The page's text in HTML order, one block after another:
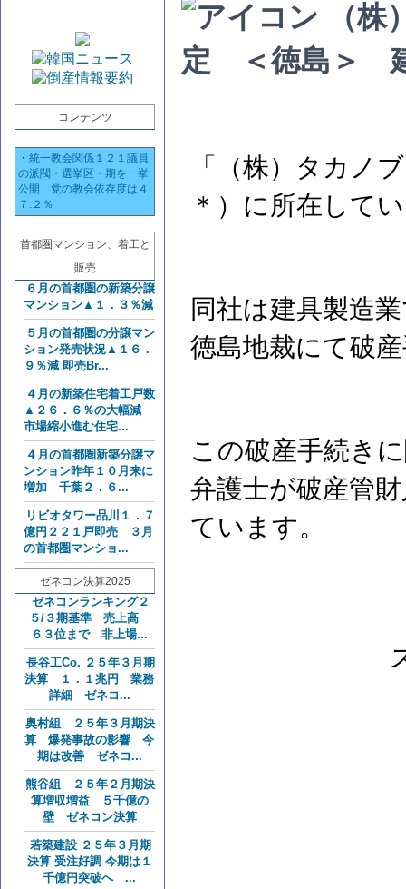
コンテンツ
・ 統一教会関係１２１議員
の派閥・選挙区・期を一挙
公開 党の教会依存度は４
７.２％
首都圏マンション、着工と
販売
６月の首都圏の新築分譲
マンション▲１．３％減
５月の首都圏の分譲マン
ション発売状況▲１６．
９％減 即売Br...
４月の新築住宅着工戸数
▲２６．６％の大幅減
市場縮小進む住宅...
４月の首都圏新築分譲マ
ンション昨年１０月来に
増加 千葉２．６...
リビオタワー品川１．７
億円２２１戸即売 ３月
の首都圏マンショ...
ゼネコン決算2025
ゼネコンランキング２
５/３期基準 売上高
６３位まで 非上場...
長谷工Co. ２５年３月期
決算 １．１兆円 業務
詳細 ゼネコ...
奥村組 ２５年３月期決
算 爆発事故の影響 今
期は改善 ゼネコ...
熊谷組 ２５年２月期決
算増収増益 ５千億の
壁 ゼネコン決算
若築建設 ２５年３月期
決算 受注好調 今期は１
千億円突破へ ...
（株
定 ＜徳島＞
「（株）タカノ
＊）に所在して
同社は建具製造
徳島地裁にて破
この破産手続き
弁護士が破産管
ています。